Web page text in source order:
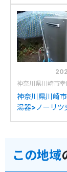
ツGT-
換
神奈川県川崎市幸
神奈川県川崎
湯器>ノーリツ
この地域